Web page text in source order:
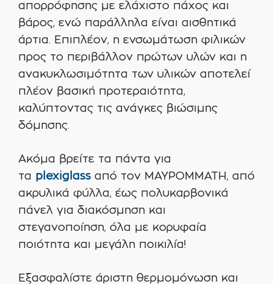
απορρόφησης με ελάχιστο πάχος και
βάρος, ενώ παράλληλα είναι αισθητικά
άρτια. Επιπλέον, η ενσωμάτωση φιλικών
προς το περιβάλλον πρώτων υλών και η
ανακυκλωσιμότητα των υλικών αποτελεί
πλέον βασική προτεραιότητα,
καλύπτοντας τις ανάγκες βιώσιμης
δόμησης.
Ακόμα βρείτε τα πάντα για
τα plexiglass από τον ΜΑΥΡΟΜΜΑΤΗ, από
ακρυλικά φύλλα, έως πολυκαρβονικά
πάνελ για διακόσμηση και
στεγανοποίηση, όλα με κορυφαία
ποιότητα και μεγάλη ποικιλία!
Εξασφαλίστε άριστη θερμομόνωση και